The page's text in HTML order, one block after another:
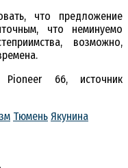
что предложение
что неминуемо
возможно,
66, источник
Тюмень Якунина